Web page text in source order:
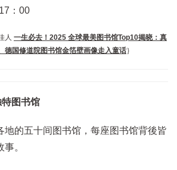
：00
人 一生必去！2025 全球最美图书馆Top10揭晓：真
德国修道院图书馆金箔壁画像走入童话｝
特图书馆
地的五十间图书馆，每座图书馆背後皆
。